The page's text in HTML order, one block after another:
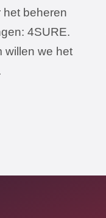
beheren
4SURE.
willen we het